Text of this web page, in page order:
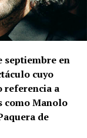
septiembre en
cuyo
referencia a
como Manolo
de